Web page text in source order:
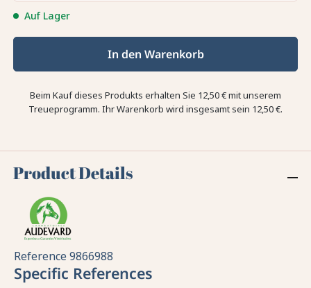
Auf Lager
In den Warenkorb
Beim Kauf dieses Produkts erhalten Sie 12,50 €mit unserem
Treueprogramm. Ihr Warenkorb wird insgesamt sein 12,50 €.
Product Details
Reference9866988
Specific References